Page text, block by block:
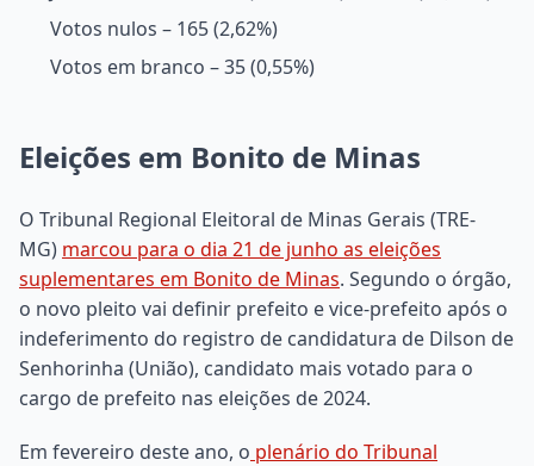
Votos nulos – 165 (2,62%)
Votos em branco – 35 (0,55%)
Eleições em Bonito de Minas
O Tribunal Regional Eleitoral de Minas Gerais (TRE-
MG) marcou para o dia 21 de junho as eleições
suplementares em Bonito de Minas. Segundo o órgão,
o novo pleito vai definir prefeito e vice-prefeito após o
indeferimento do registro de candidatura de Dilson de
Senhorinha (União), candidato mais votado para o
cargo de prefeito nas eleições de 2024.
Em fevereiro deste ano, o plenário do Tribunal